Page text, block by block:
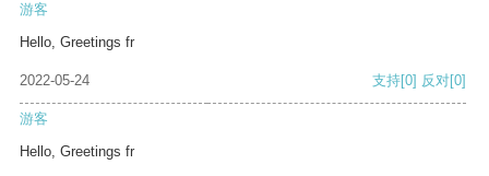
游客
Hello, Greetings fr
2022-05-24 支持[0] 反对[0]
游客
Hello, Greetings fr